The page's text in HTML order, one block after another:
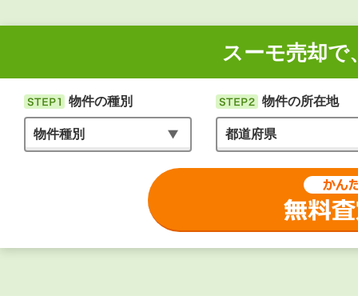
スーモ売却で
物件の種別 物件の所在地